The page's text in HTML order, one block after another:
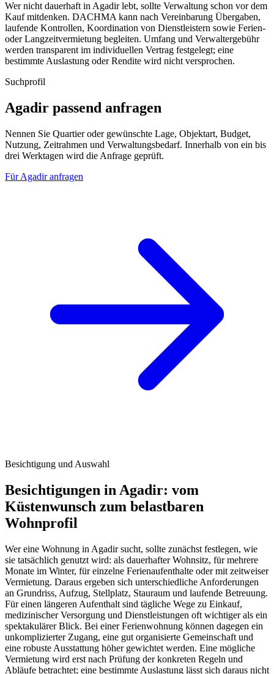
Wer nicht dauerhaft in Agadir lebt, sollte Verwaltung schon vor dem
Kauf mitdenken. DACHMA kann nach Vereinbarung Übergaben,
laufende Kontrollen, Koordination von Dienstleistern sowie Ferien-
oder Langzeitvermietung begleiten. Umfang und Verwaltergebühr
werden transparent im individuellen Vertrag festgelegt; eine
bestimmte Auslastung oder Rendite wird nicht versprochen.
Suchprofil
Agadir passend anfragen
Nennen Sie Quartier oder gewünschte Lage, Objektart, Budget,
Nutzung, Zeitrahmen und Verwaltungsbedarf. Innerhalb von ein bis
drei Werktagen wird die Anfrage geprüft.
Für Agadir anfragen
Besichtigung und Auswahl
Besichtigungen in Agadir: vom
Küstenwunsch zum belastbaren
Wohnprofil
Wer eine Wohnung in Agadir sucht, sollte zunächst festlegen, wie
sie tatsächlich genutzt wird: als dauerhafter Wohnsitz, für mehrere
Monate im Winter, für einzelne Ferienaufenthalte oder mit zeitweiser
Vermietung. Daraus ergeben sich unterschiedliche Anforderungen
an Grundriss, Aufzug, Stellplatz, Stauraum und laufende Betreuung.
Für einen längeren Aufenthalt sind tägliche Wege zu Einkauf,
medizinischer Versorgung und Dienstleistungen oft wichtiger als ein
spektakulärer Blick. Bei einer Ferienwohnung können dagegen ein
unkomplizierter Zugang, eine gut organisierte Gemeinschaft und
eine robuste Ausstattung höher gewichtet werden. Eine mögliche
Vermietung wird erst nach Prüfung der konkreten Regeln und
Abläufe betrachtet; eine bestimmte Auslastung lässt sich daraus nicht